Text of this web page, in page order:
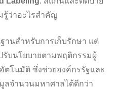
ว่าอะไรสำคัญ
านสำหรับการเก็บรักษา แต่
รับนโยบายตามพฤติกรรมผู้
ตโนมัติ ซึ่งช่วยองค์กรรัฐและ
จำนวนมหาศาลได้ดีกว่า